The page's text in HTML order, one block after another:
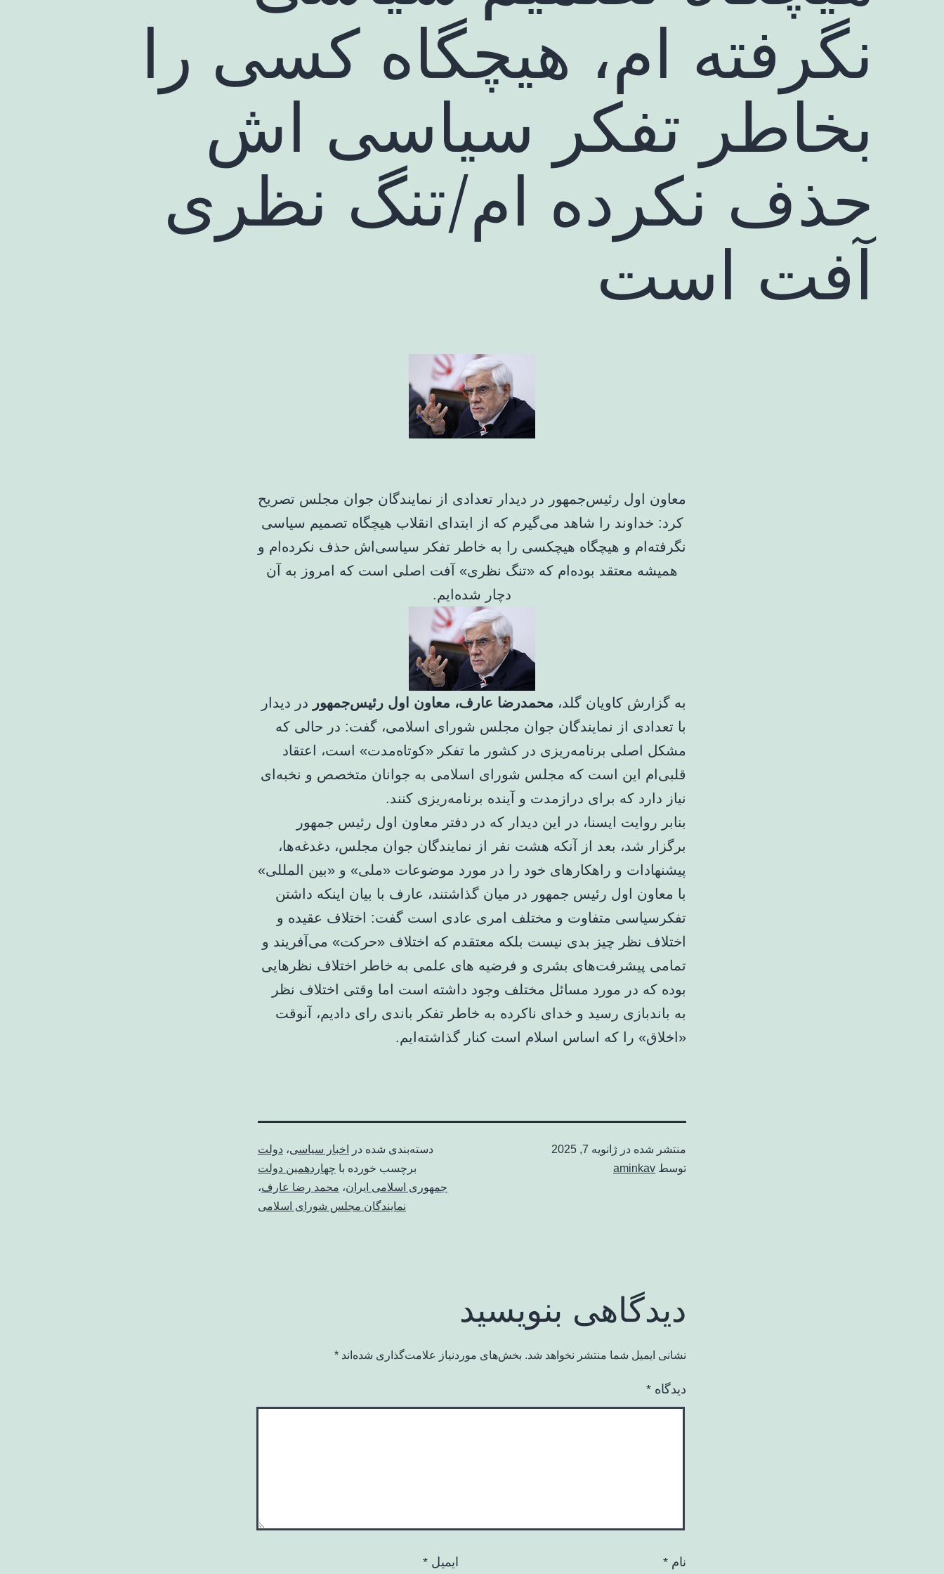
نگرفته ام، هیچگاه کسی را
بخاطر تفکر سیاسی اش
حذف نکرده ام/تنگ نظری
آفت است
معاون اول رئیس‌جمهور در دیدار تعدادی از نمایندگان جوان مجلس تصریح
کرد:‌ خداوند را شاهد می‌گیرم که از ابتدای انقلاب هیچگاه تصمیم سیاسی
نگرفته‌ام و هیچگاه هیچکسی را به خاطر تفکر سیاسی‌اش حذف نکرده‌ام و
همیشه معتقد بوده‌ام که «تنگ نظری» آفت اصلی است که امروز به آن
دچار شده‌ایم‌.
به گزارش کاویان گلد، محمدرضا عارف، معاون اول رئیس‌جمهور در دیدار
با تعدادی از نمایندگان جوان مجلس شورای اسلامی، گفت: در حالی که
مشکل اصلی برنامه‌ریزی در کشور ما تفکر «کوتاه‌مدت» است، اعتقاد
قلبی‌ام این است که مجلس شورای اسلامی به جوانان متخصص و نخبه‌ای‌
نیاز دارد که برای درازمدت و آینده برنامه‌ریزی کنند.
بنابر روایت ایسنا، در این دیدار که در دفتر معاون اول رئیس جمهور
برگزار شد، بعد از آنکه هشت نفر از نمایندگان جوان مجلس، دغدغه‌ها،
پیشنهادات و راهکارهای خود را در مورد موضوعات «ملی» و «بین المللی»
با معاون اول رئیس جمهور در میان گذاشتند، عارف با بیان اینکه داشتن
تفکرسیاسی متفاوت و مختلف امری عادی است گفت: اختلاف عقیده و
اختلاف نظر چیز بدی نیست بلکه معتقدم که اختلاف «حرکت» می‌آفریند و
تمامی پیشرفت‌های بشری و فرضیه های علمی به خاطر اختلاف نظرهایی
بوده که در مورد مسائل مختلف وجود داشته‌ است اما وقتی اختلاف نظر
به باندبازی رسید و خدای ناکرده به خاطر تفکر باندی رای دادیم، آنوقت
«اخلاق» را که اساس اسلام است کنار گذاشته‌ایم.
منتشر شده در ژانویه 7, 2025
توسط aminkav
دسته‌بندی شده در اخبار سیاسی، دولت
برچسب خورده با چهاردهمین دولت
جمهوری اسلامی ایران، محمد رضا عارف،
نمایندگان مجلس شورای اسلامی
دیدگاهی بنویسید
نشانی ایمیل شما منتشر نخواهد شد. بخش‌های موردنیاز علامت‌گذاری شده‌اند *
دیدگاه *
نام * ایمیل *